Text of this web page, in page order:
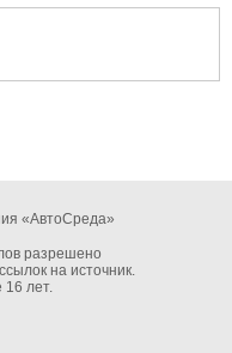
«АвтоСреда»
разрешено
на источник.
лет.